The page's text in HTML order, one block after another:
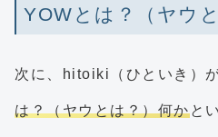
YOWとは？（ヤウと
次に、hitoiki（ひといき）
は？（ヤウとは？）何かと